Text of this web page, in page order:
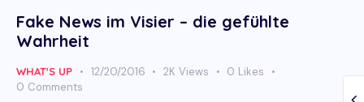
Fake News im Visier – die gefühlte
Wahrheit
WHAT'S UP 12/20/2016 2K Views 0 Likes
0 Comments